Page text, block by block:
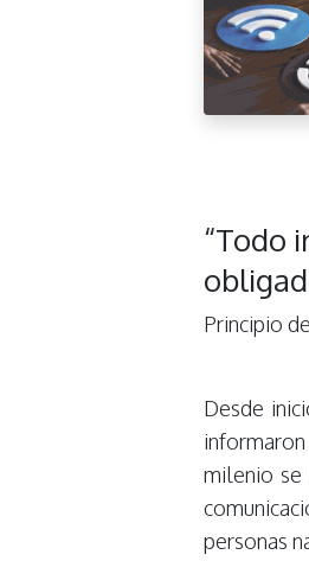
“Todo
Principio
Desde
milenio se
personas